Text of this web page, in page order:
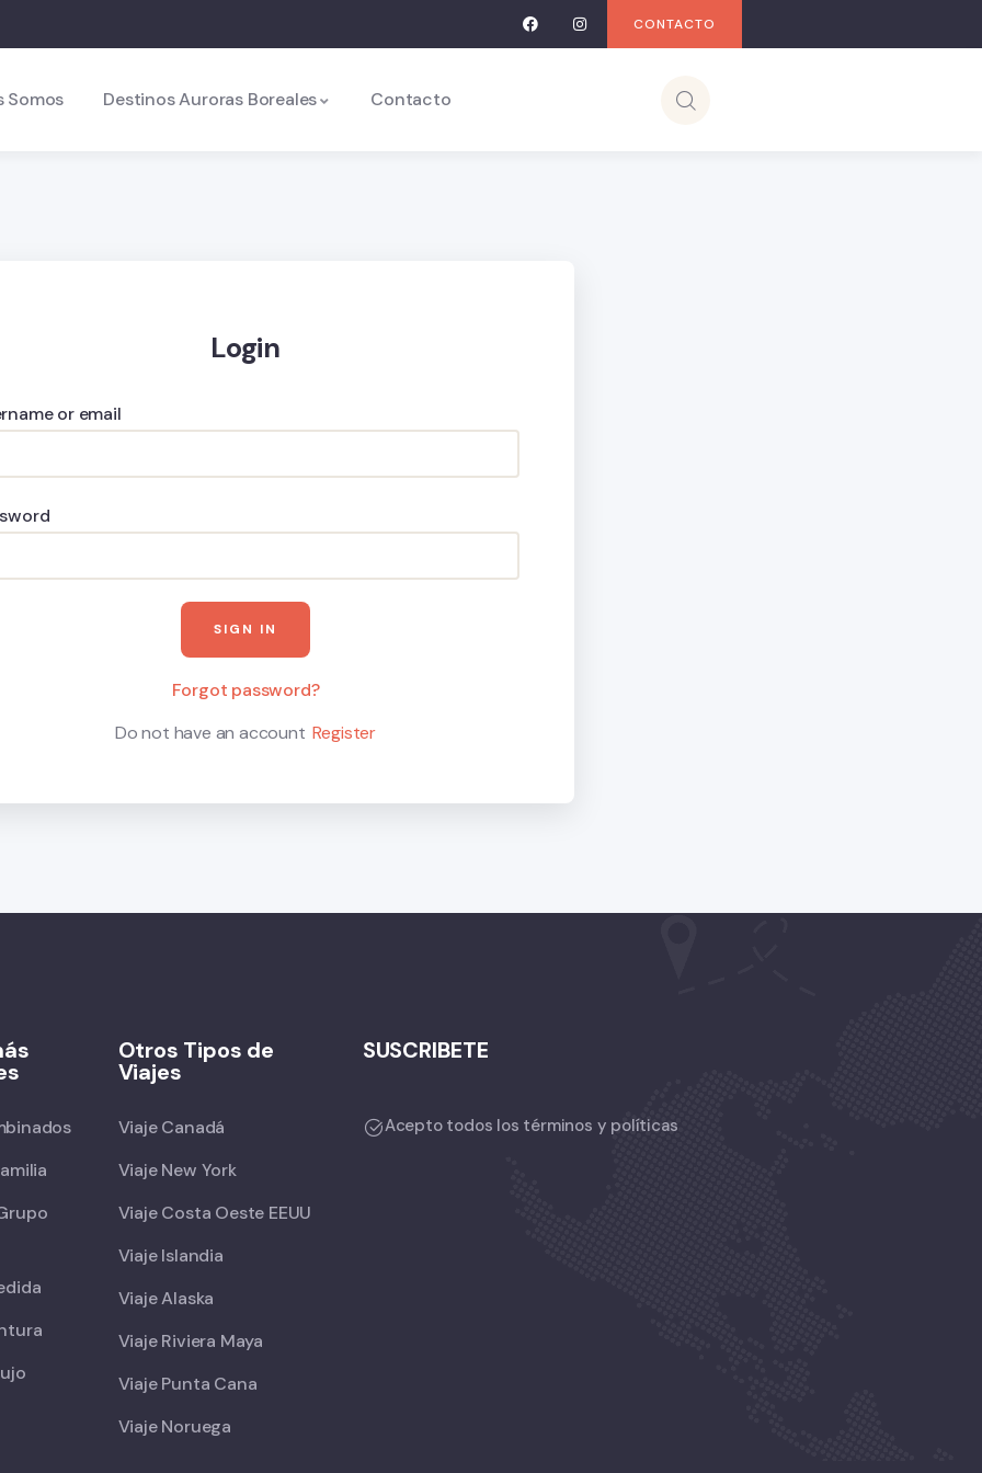
CONTACTO
Somos Destinos Auroras Boreales Contacto
Login
or email
Forgot password?
Do not have an account Register
Otros Tipos de
Viajes
Viaje Canadá
Viaje New York
Viaje Costa Oeste EEUU
Viaje Islandia
Viaje Alaska
Viaje Riviera Maya
Viaje Punta Cana
Viaje Noruega
SUSCRIBETE
Acepto todos los términos y políticas